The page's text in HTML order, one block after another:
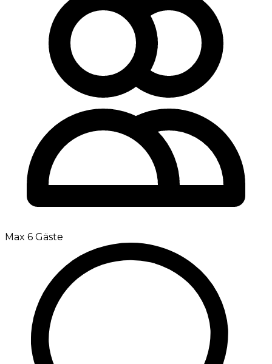
Max 6 Gäste